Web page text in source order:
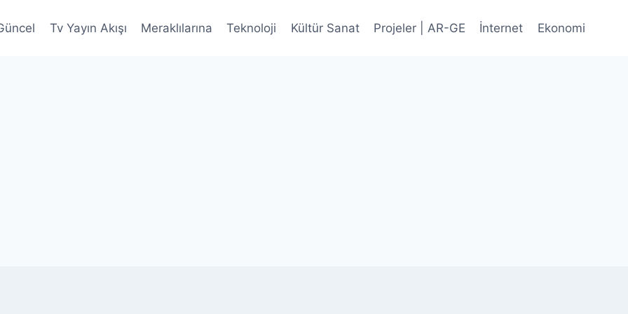
Tv Yayın Akışı Meraklılarına Teknoloji Kültür Sanat Projeler | AR-GE İnternet Ekonomi